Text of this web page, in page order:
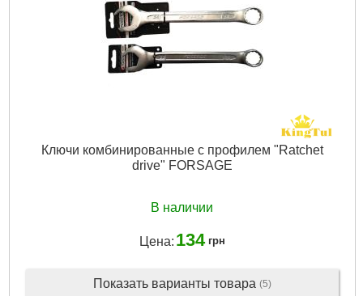
Ключи комбинированные с профилем "Ratchet
drive" FORSAGE
В наличии
Цена: 134 грн
Показать варианты товара (5)